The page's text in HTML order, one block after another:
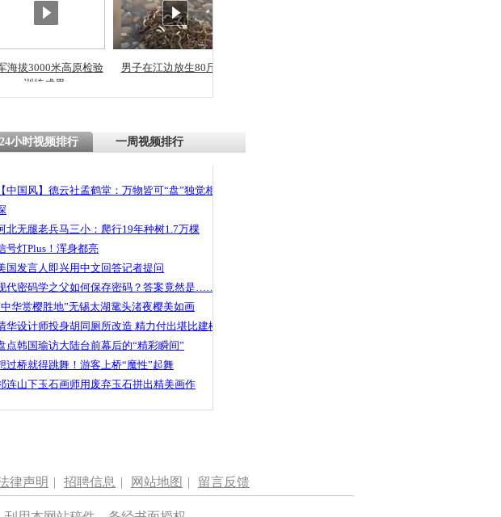
小伙骑车逆行被查情绪
崩溃 网上回答崩溃原
四川兴文苗乡上万人欢
魂
南京一高校献礼航天日
DIY航空飞行器感知中
国太空梦
海拔3000米高原检验
训练成果
男子在江边放生80斤蛇
24小时视频排行
一周视频排行
【中国风】德云社孟鹤堂：万物皆可“盘”独觉相声
北无腿老兵马三小：爬行19年种树1.7万棵
号灯Plus！浑身都亮
国发言人即兴用中文回答记者提问
代密码学之父如何保存密码？答案竟然是……
华赏樱胜地”无锡太湖鼋头渚夜樱美如画
华设计师投身胡同厕所改造 精力付出堪比建楼
点韩国瑜访大陆台前幕后的“精彩瞬间”
过桥就得跳舞！游客上桥“魔性”起舞
连山下玉石画师用废弃玉石拼出精美画作
律声明 | 招聘信息 | 网站地图 | 留言反馈